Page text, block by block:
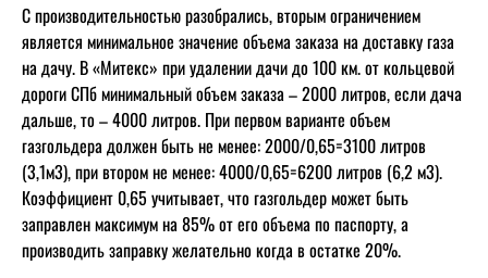
С производительностью разобрались, вторым ограничением
является минимальное значение объема заказа на доставку газа
на дачу. В «Митекс» при удалении дачи до 100 км. от кольцевой
дороги СПб минимальный объем заказа – 2000 литров, если дача
дальше, то – 4000 литров. При первом варианте объем
газгольдера должен быть не менее: 2000/0,65=3100 литров
(3,1м3), при втором не менее: 4000/0,65=6200 литров (6,2 м3).
Коэффициент 0,65 учитывает, что газгольдер может быть
заправлен максимум на 85% от его объема по паспорту, а
производить заправку желательно когда в остатке 20%.